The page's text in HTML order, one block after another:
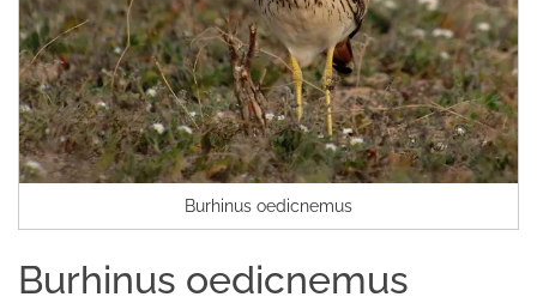
Burhinus oedicnemus
Burhinus oedicnemus